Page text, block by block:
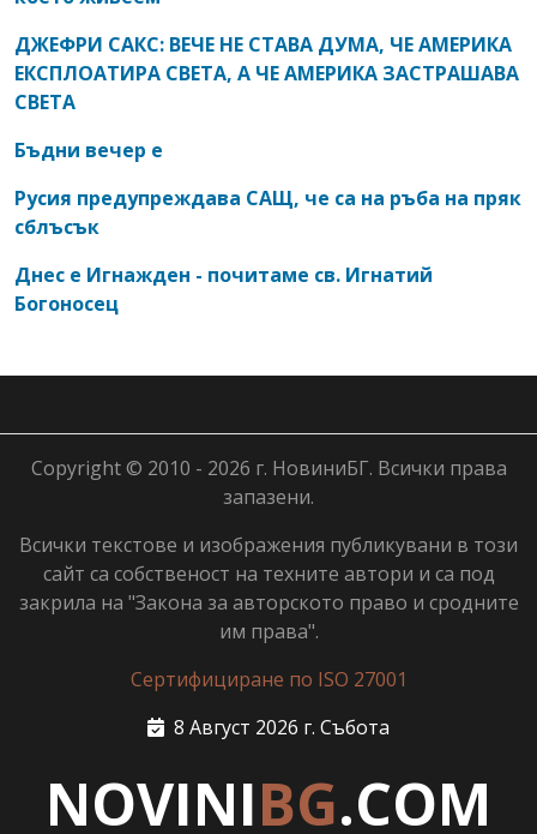
ДЖЕФРИ САКС: ВЕЧЕ НЕ СТАВА ДУМА, ЧЕ АМЕРИКА
ЕКСПЛОАТИРА СВЕТА, А ЧЕ АМЕРИКА ЗАСТРАШАВА
СВЕТА
Бъдни вечер е
Русия предупреждава САЩ, че са на ръба на пряк
сблъсък
Днес е Игнажден - почитаме св. Игнатий
Богоносец
Copyright © 2010 - 2026 г. НовиниБГ. Всички права
запазени.
Всички текстове и изображения публикувани в този
сайт са собственост на техните автори и са под
закрила на "Закона за авторското право и сродните
им права".
Сертифициране по ISO 27001
8 Август 2026 г. Събота
NOVINIBG.COM